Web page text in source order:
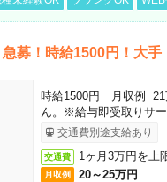
急募！時給1500円！大手
時給1500円 月収例 21
ん。※給与即受取りサー
交通費別途支給あり
交通費 1ヶ月3万円を上
月収例 20～25万円